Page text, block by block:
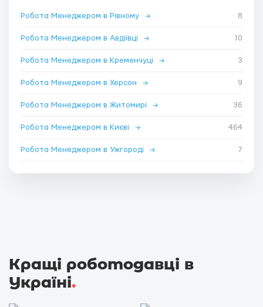
Робота Менеджером в Рівному → 8
Робота Менеджером в Авдіївці → 10
Робота Менеджером в Кременчуці → 3
Робота Менеджером в Херсон → 9
Робота Менеджером в Житомирі → 36
Робота Менеджером в Києві → 464
Робота Менеджером в Ужгороді → 7
Кращі роботодавці в
Україні.